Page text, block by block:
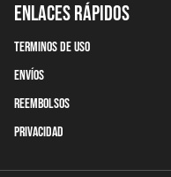
Enlaces Rápidos
terminos de uso
Envíos
Reembolsos
Privacidad